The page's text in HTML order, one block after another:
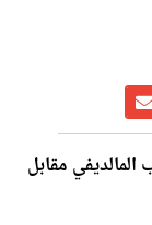
المالديفي مقابل